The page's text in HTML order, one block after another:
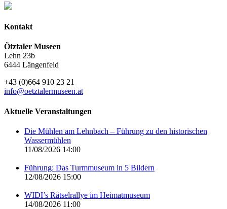
Kontakt
Ötztaler Museen
Lehn 23b
6444 Längenfeld
+43 (0)664 910 23 21
info@oetztalermuseen.at
Aktuelle Veranstaltungen
Die Mühlen am Lehnbach – Führung zu den historischen
Wassermühlen
11/08/2026 14:00
Führung: Das Turmmuseum in 5 Bildern
12/08/2026 15:00
WIDI’s Rätselrallye im Heimatmuseum
14/08/2026 11:00